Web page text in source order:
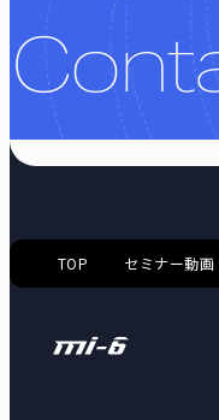
TOP セミナー動画